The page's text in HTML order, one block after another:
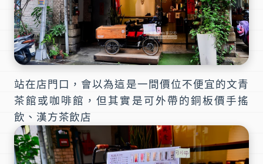
站在店門口，會以為這是一間價位不便宜的文青
茶館或咖啡館，但其實是可外帶的銅板價手搖
飲、漢方茶飲店